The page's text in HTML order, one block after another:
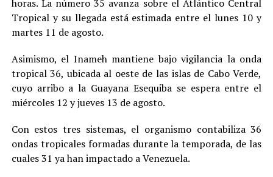
horas. La número 35 avanza sobre el Atlántico Central
Tropical y su llegada está estimada entre el lunes 10 y
martes 11 de agosto.
Asimismo, el Inameh mantiene bajo vigilancia la onda
tropical 36, ubicada al oeste de las islas de Cabo Verde,
cuyo arribo a la Guayana Esequiba se espera entre el
miércoles 12 y jueves 13 de agosto.
Con estos tres sistemas, el organismo contabiliza 36
ondas tropicales formadas durante la temporada, de las
cuales 31 ya han impactado a Venezuela.